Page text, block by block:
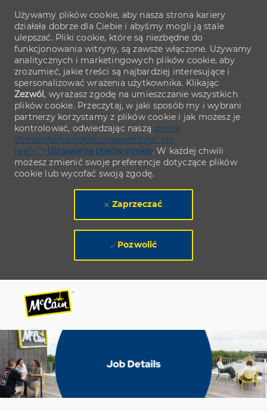
-
-
Używamy plików cookie, aby nasza strona kariery
działała dobrze dla Ciebie i abyśmy mogli ją stale
ulepszać. Pliki cookie, które są niezbędne do
funkcjonowania witryny, są zawsze włączone. Używamy
analitycznych i marketingowych plików cookie, aby
zrozumieć, jakie treści są najbardziej interesujące i
spersonalizować wrażenia użytkownika. Klikając
Zezwól, wyrażasz zgodę na umieszczanie wszystkich
plików cookie. Przeczytaj, w jaki sposób my i wybrani
partnerzy korzystamy z plików cookie i jak możesz je
kontrolować, odwiedzając naszą stronę
domainName/pl/pl/cookiesettings" ph-
href="">Ustawienia plików cookie. W każdej chwili
możesz zmienić swoje preferencje dotyczące plików
cookie lub wycofać swoją zgodę.
Zaprzeczać
Pozwolić